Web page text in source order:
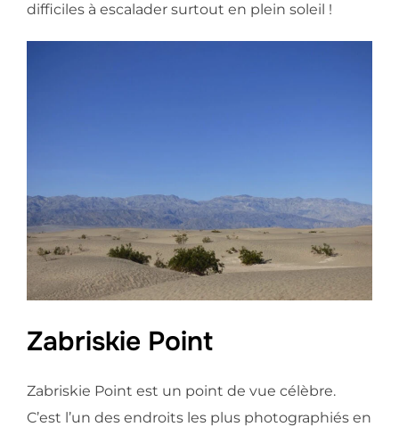
difficiles à escalader surtout en plein soleil !
Zabriskie Point
Zabriskie Point est un point de vue célèbre.
C’est l’un des endroits les plus photographiés en